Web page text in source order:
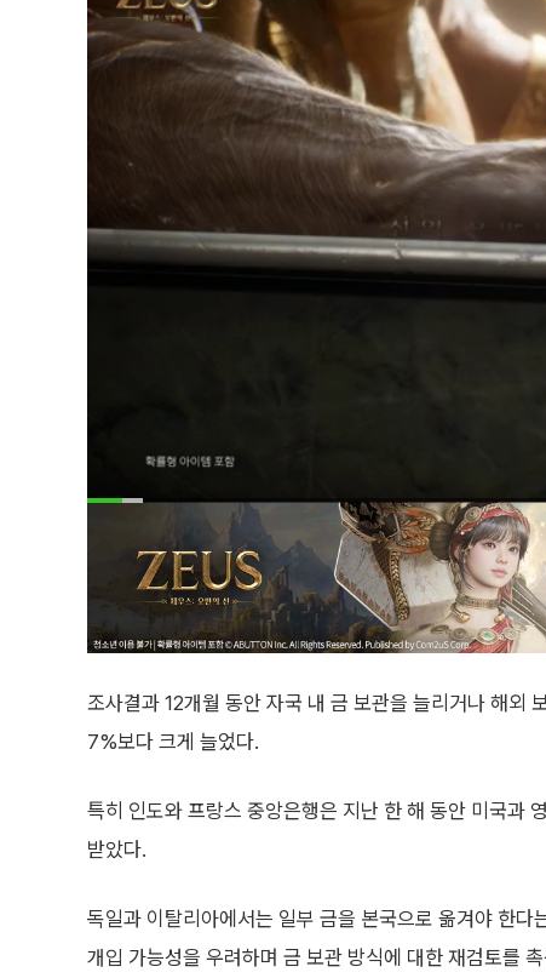
조사결과 12개월 동안 자국 내 금 보관을 늘리거나 해외
7%보다 크게 늘었다.
특히 인도와 프랑스 중앙은행은 지난 한 해 동안 미국과
받았다.
독일과 이탈리아에서는 일부 금을 본국으로 옮겨야 한다
개입 가능성을 우려하며 금 보관 방식에 대한 재검토를